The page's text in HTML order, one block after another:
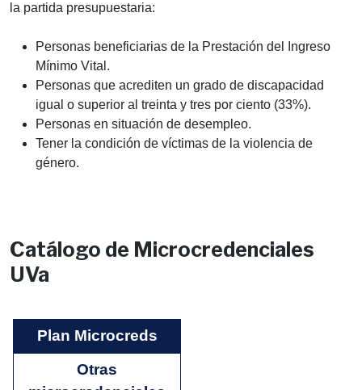
la partida presupuestaria:
Personas beneficiarias de la Prestación del Ingreso
Mínimo Vital.
Personas que acrediten un grado de discapacidad
igual o superior al treinta y tres por ciento (33%).
Personas en situación de desempleo.
Tener la condición de víctimas de la violencia de
género.
Catálogo de Microcredenciales
UVa
Filtrar por Financiador
Plan Microcreds
Otras